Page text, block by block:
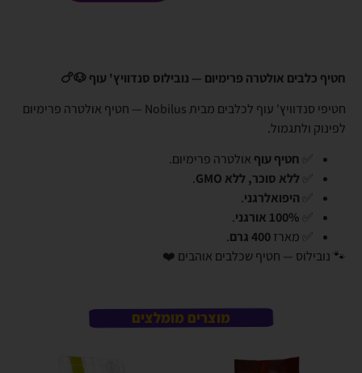
חטיף כלבים אולטרה פרימיום — נובילוס סנדוויץ' עוף 🐶🍗
חטיפי סנדוויץ' עוף לכלבים מבית Nobilus — חטיף אולטרה פרימיום
לפינוק ולתגמול.
חטיף עוף אולטרה פרימיום.
ללא סוכר, ללא GMO
.
היפואלרגני.
100% אורגני
.
✅ מארז400 גרם
.
🐾 נובילוס — חטיף שכלבים אוהבים ❤️
מוצרים מומלצים